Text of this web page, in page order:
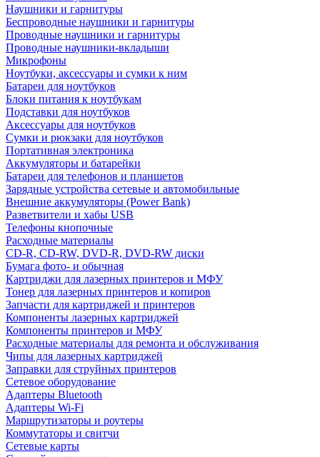
Наушники и гарнитуры
Беспроводные наушники и гарнитуры
Проводные наушники и гарнитуры
Проводные наушники-вкладыши
Микрофоны
Ноутбуки, аксессуары и сумки к ним
Батареи для ноутбуков
Блоки питания к ноутбукам
Подставки для ноутбуков
Аксессуары для ноутбуков
Сумки и рюкзаки для ноутбуков
Портативная электроника
Аккумуляторы и батарейки
Батареи для телефонов и планшетов
Зарядные устройства сетевые и автомобильные
Внешние аккумуляторы (Power Bank)
Разветвители и хабы USB
Телефоны кнопочные
Расходные материалы
CD-R, CD-RW, DVD-R, DVD-RW диски
Бумага фото- и обычная
Картриджи для лазерных принтеров и МФУ
Тонер для лазерных принтеров и копиров
Запчасти для картриджей и принтеров
Компоненты лазерных картриджей
Компоненты принтеров и МФУ
Расходные материалы для ремонта и обслуживания
Чипы для лазерных картриджей
Заправки для струйных принтеров
Сетевое оборудование
Адаптеры Bluetooth
Адаптеры Wi-Fi
Маршрутизаторы и роутеры
Коммутаторы и свитчи
Сетевые карты